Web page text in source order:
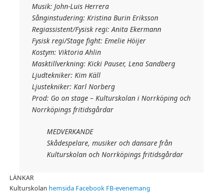
Musik: John-Luis Herrera
Sånginstudering: Kristina Burin Eriksson
Regiassistent/Fysisk regi: Anita Ekermann
Fysisk regi/Stage fight: Emelie Höijer
Kostym: Viktoria Ahlin
Masktillverkning: Kicki Pauser, Lena Sandberg
Ljudtekniker: Kim Käll
Ljustekniker: Karl Norberg
Prod: Go on stage – Kulturskolan i Norrköping och
Norrköpings fritidsgårdar
MEDVERKANDE
Skådespelare, musiker och dansare från
Kulturskolan och Norrköpings fritidsgårdar
LÄNKAR
Kulturskolan hemsida Facebook FB-evenemang